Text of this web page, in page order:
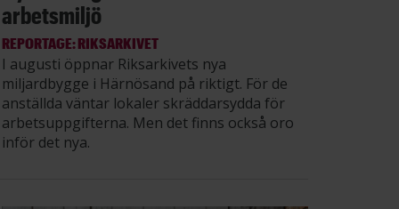
arbetsmiljö
REPORTAGE: RIKSARKIVET
I augusti öppnar Riksarkivets nya
miljardbygge i Härnösand på riktigt. För de
anställda väntar lokaler skräddarsydda för
arbetsuppgifterna. Men det finns också oro
inför det nya.